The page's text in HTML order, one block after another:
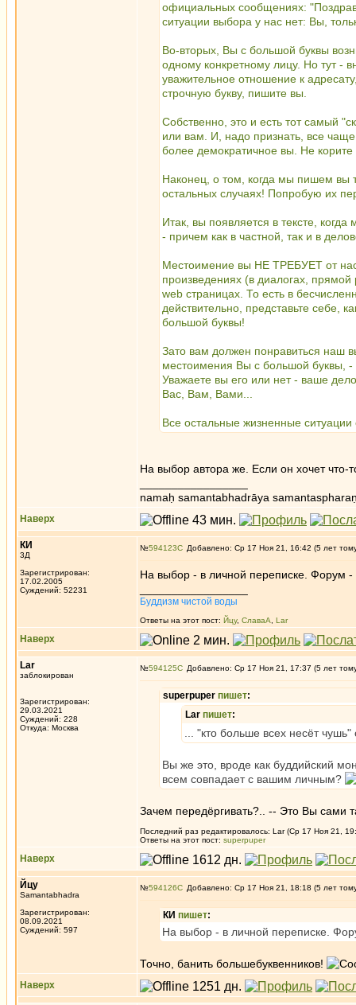
официальных сообщениях:
ситуации выбора у нас нет: Вы,
Во-вторых, Вы с большой буквы
одному конкретному лицу. Но тут -
уважительное отношение к
строчную букву, пишите вы.
Собственно, это и есть тот самый
или вам. И, надо признать, все
более демократичное вы. Не корите
Наконец, о том, когда мы пишем вы
остальных случаях! Попробую их
Итак, вы появляется в тексте,
- причем как в частной, так и в
Местоимение вы НЕ ТРЕБУЕТ от нас
произведениях (в диалогах,
web страницах. То есть в
действительно, представьте себе,
большой буквы!
Зато вам должен понравиться наш
местоимения Вы с большой буквы, -
Уважаете вы его или нет - ваше
Вас, Вам, Вами...
Все остальные жизненные
На выбор автора же. Если он хочет что-
namaḥ samantabhadrāya
Наверх
КИ
3Д
Зарегистрирован:
17.02.2005
Суждений: 52231
№594123 Добавлено: Ср 17 Ноя 21, 16:42 (5 лет
На выбор - в личной переписке. Форум
Буддизм чистой воды
Ответы на этот пост: Йцу, СлаваА Lar
Наверх
Lar
заблокирован
Зарегистрирован:
29.03.2021
Суждений: 228
Откуда: Москва
№594125 Добавлено: Ср 17 Ноя 21, 17:37 (5 лет
superpuper пишет:
Lar пишет:
... "кто больше всех несёт
Вы же это, вроде как буддийский
всем совпадает с вашим личным?
Зачем передёргивать?.. -- Это Вы сами
Последний раз редактировалось: Lar (Ср 17 Ноя 21,
Ответы на этот пост: superpuper
Наверх
Йцу
Samantabhadra
Зарегистрирован:
08.09.2021
Суждений: 597
№594126 Добавлено: Ср 17 Ноя 21, 18:18 (5 лет
КИ пишет:
На выбор - в личной переписке.
Точно, банить большебуквенников!
Наверх